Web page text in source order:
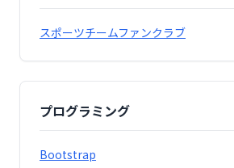
スポーツチームファンクラブ
プログラミング
Bootstrap